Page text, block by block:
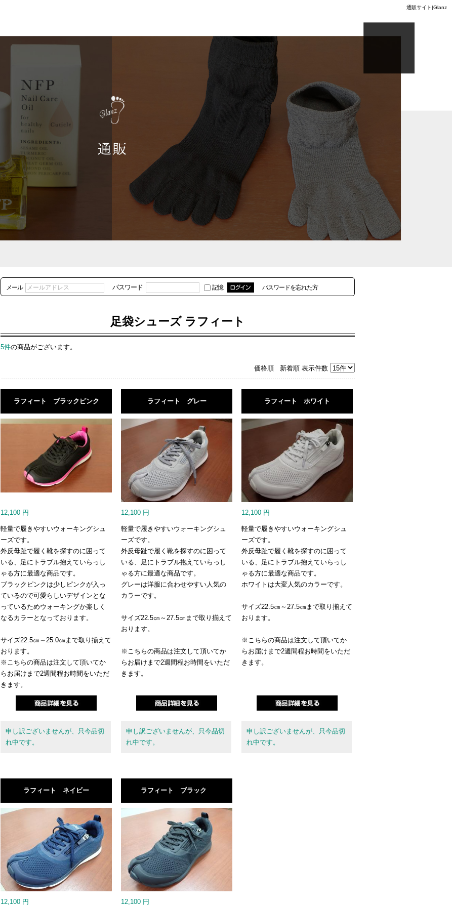
通販サイト|Glanz
メール パスワード 記憶 パスワードを忘れた方
足袋シューズ ラフィート
5件の商品がございます。
価格順 新着順 表示件数
ラフィート ブラックピンク
12,100 円
軽量で履きやすいウォーキングシュ
ーズです。
外反母趾で履く靴を探すのに困って
いる、足にトラブル抱えていらっし
ゃる方に最適な商品です。
ブラックピンクは少しピンクが入っ
ているので可愛らしいデザインとな
っているためウォーキングか楽しく
なるカラーとなっております。
サイズ22.5㎝～25.0㎝まで取り揃えて
おります。
※こちらの商品は注文して頂いてか
らお届けまで2週間程お時間をいただ
きます。
申し訳ございませんが、只今品切
れ中です。
ラフィート グレー
12,100 円
軽量で履きやすいウォーキングシュ
ーズです。
外反母趾で履く靴を探すのに困って
いる、足にトラブル抱えていらっし
ゃる方に最適な商品です。
グレーは洋服に合わせやすい人気の
カラーです。
サイズ22.5㎝～27.5㎝まで取り揃えて
おります。
※こちらの商品は注文して頂いてか
らお届けまで2週間程お時間をいただ
きます。
申し訳ございませんが、只今品切
れ中です。
ラフィート ホワイト
12,100 円
軽量で履きやすいウォーキングシュ
ーズです。
外反母趾で履く靴を探すのに困って
いる、足にトラブル抱えていらっし
ゃる方に最適な商品です。
ホワイトは大変人気のカラーです。
サイズ22.5㎝～27.5㎝まで取り揃えて
おります。
※こちらの商品は注文して頂いてか
らお届けまで2週間程お時間をいただ
きます。
申し訳ございませんが、只今品切
れ中です。
ラフィート ネイビー
12,100 円
ラフィート ブラック
12,100 円